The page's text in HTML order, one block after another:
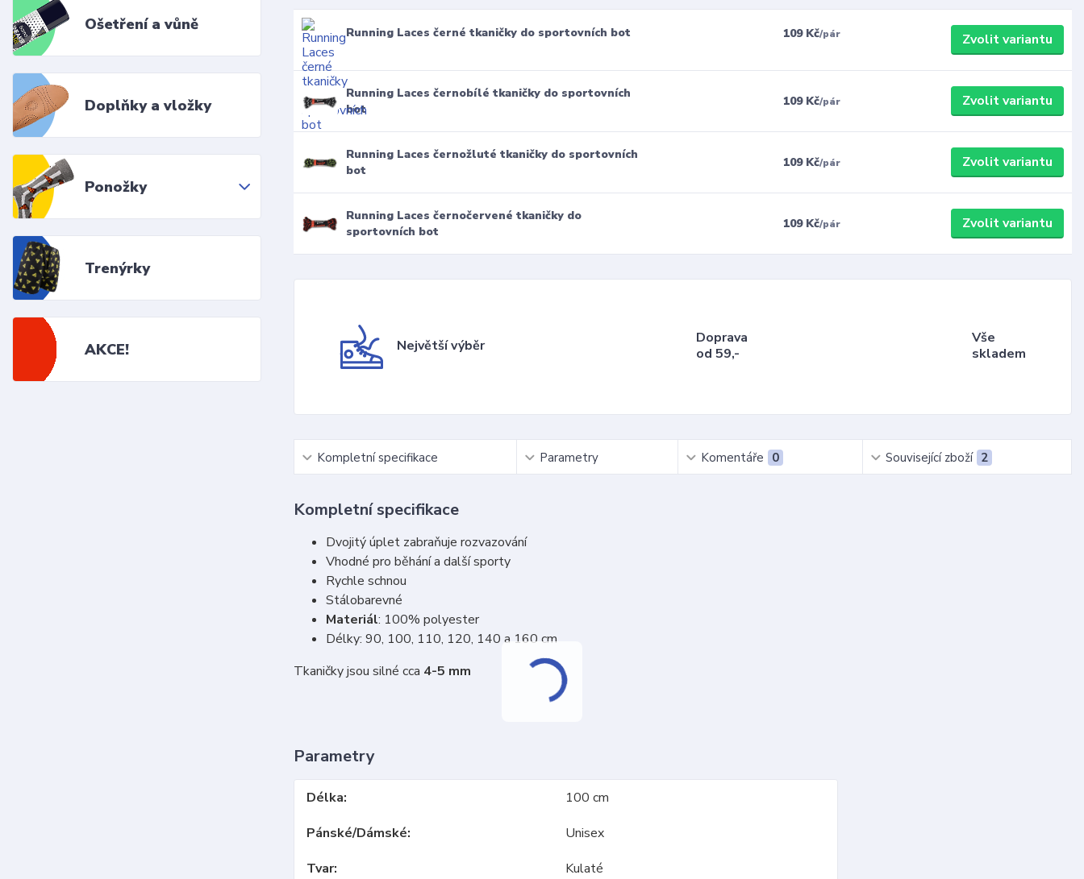
Ošetření a vůně
Doplňky a vložky
Ponožky
Trenýrky
AKCE!
Running Laces černé tkaničky do sportovních bot 109 Kč/pár Zvolit variantu
Running Laces černobílé tkaničky do sportovních
bot
109 Kč/pár Zvolit variantu
Running Laces černožluté tkaničky do sportovních
bot
109 Kč/pár Zvolit variantu
Running Laces černočervené tkaničky do
sportovních bot
109 Kč/pár Zvolit variantu
Největší výběr
Doprava
od 59,-
Vše
skladem
Kompletní specifikace Parametry Komentáře 0 Související zboží 2
Kompletní specifikace
Dvojitý úplet zabraňuje rozvazování
Vhodné pro běhání a další sporty
Rychle schnou
Stálobarevné
Materiál: 100% polyester
Délky: 90, 100, 110, 120, 140 a 160 cm
Tkaničky jsou silné cca 4-5 mm
Parametry
Délka
100 cm
Pánské/Dámské
Unisex
Tvar
Kulaté